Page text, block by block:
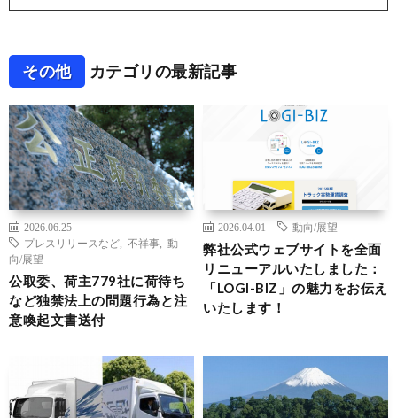
その他 カテゴリの最新記事
2026.06.25
プレスリリースなど
不祥事
動
向/展望
公取委、荷主779社に荷待ち
など独禁法上の問題行為と注
意喚起文書送付
2026.04.01 動向/展望
弊社公式ウェブサイトを全面
リニューアルいたしました：
「LOGI-BIZ」の魅力をお伝え
いたします！